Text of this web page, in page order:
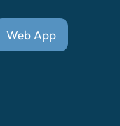
Web App